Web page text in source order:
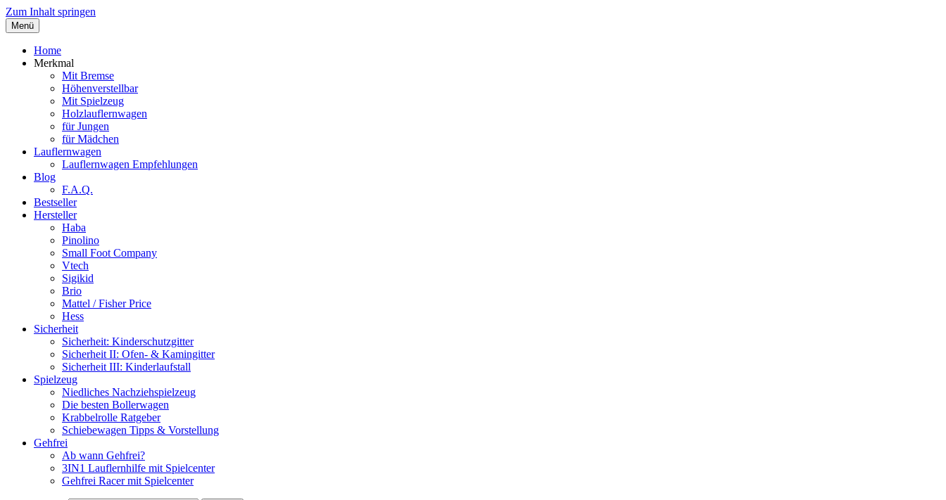
Zum Inhalt springen
Lauflernwagen für Kinder
Menü
Home
Merkmal
Mit Bremse
Höhenverstellbar
Mit Spielzeug
Holzlauflernwagen
für Jungen
für Mädchen
Lauflernwagen
Lauflernwagen Empfehlungen
Blog
F.A.Q.
Bestseller
Hersteller
Haba
Pinolino
Small Foot Company
Vtech
Sigikid
Brio
Mattel / Fisher Price
Hess
Sicherheit
Sicherheit: Kinderschutzgitter
Sicherheit II: Ofen- & Kamingitter
Sicherheit III: Kinderlaufstall
Spielzeug
Niedliches Nachziehspielzeug
Die besten Bollerwagen
Krabbelrolle Ratgeber
Schiebewagen Tipps & Vorstellung
Gehfrei
Ab wann Gehfrei?
3IN1 Lauflernhilfe mit Spielcenter
Gehfrei Racer mit Spielcenter